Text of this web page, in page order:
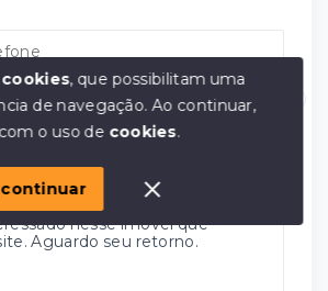
Olá! em posso ajudar?
cookies, que possibilitam uma
de navegação.Ao continuar,
o uso de cookies.